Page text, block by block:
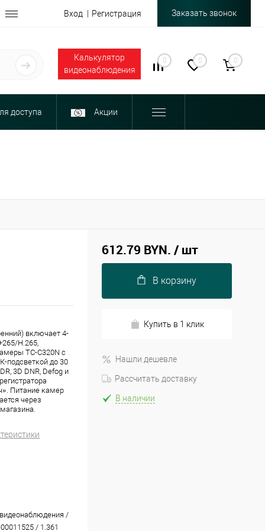
Вход Регистрация Заказать звонок
Калькулятор
видеонаблюдения
0 0 0
доступа Акции
включает 4-
H.265,
TC-C320N с
подсветкой до 30
3D DNR, Defog и
Питание камер
через
/
/ 1.361
612.79 BYN. / шт
В корзину
Купить в 1 клик
Нашли дешевле
Рассчитать доставку
В наличии